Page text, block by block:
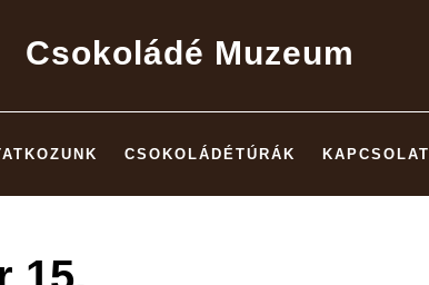
Csokoládé Muzeum
CSOKOLÁDÉTÚRÁK KAPCSOLAT